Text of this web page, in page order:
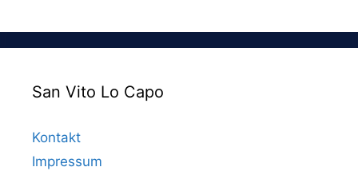
San Vito Lo Capo
Kontakt
Impressum